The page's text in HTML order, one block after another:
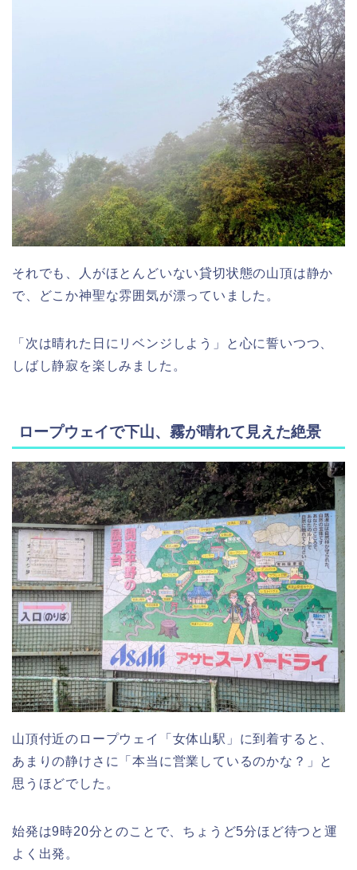
それでも、人がほとんどいない貸切状態の山頂は静か
で、どこか神聖な雰囲気が漂っていました。
「次は晴れた日にリベンジしよう」と心に誓いつつ、
しばし静寂を楽しみました。
ロープウェイで下山、霧が晴れて見えた絶景
山頂付近のロープウェイ「女体山駅」に到着すると、
あまりの静けさに「本当に営業しているのかな？」と
思うほどでした。
始発は9時20分とのことで、ちょうど5分ほど待つと運
よく出発。